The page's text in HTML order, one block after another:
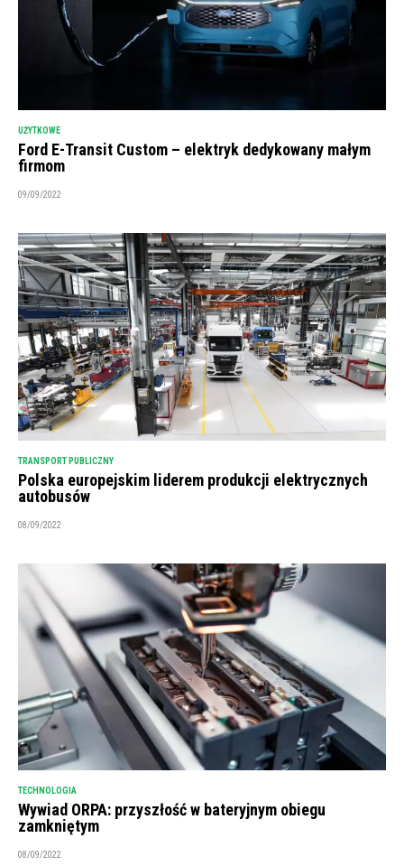
UŻYTKOWE
Ford E-Transit Custom – elektryk dedykowany małym
firmom
09/09/2022
TRANSPORT PUBLICZNY
Polska europejskim liderem produkcji elektrycznych
autobusów
08/09/2022
TECHNOLOGIA
Wywiad ORPA: przyszłość w bateryjnym obiegu
zamkniętym
08/09/2022